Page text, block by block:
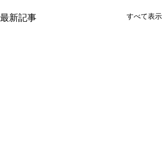
最新記事 すべて表示